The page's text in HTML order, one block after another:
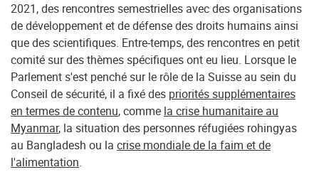
2021, des rencontres semestrielles avec des organisations
de développement et de défense des droits humains ainsi
que des scientifiques. Entre-temps, des rencontres en petit
comité sur des thèmes spécifiques ont eu lieu. Lorsque le
Parlement s'est penché sur le rôle de la Suisse au sein du
Conseil de sécurité, il a fixé des priorités supplémentaires
en termes de contenu, comme la crise humanitaire au
Myanmar, la situation des personnes réfugiées rohingyas
au Bangladesh ou la crise mondiale de la faim et de
l'alimentation.